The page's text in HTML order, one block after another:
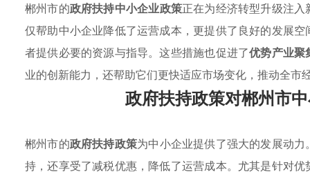
郴州市的政府扶持中小企业政策正在为经济转型升级注
仅帮助中小企业降低了运营成本，更提供了良好的发展
者提供必要的资源与指导。这些措施也促进了优势产业聚
业的创新能力，还帮助它们更快适应市场变化，推动全市
政府扶持政策对郴州市
郴州市的政府扶持政策为中小企业提供了强大的发展动
持，还享受了减税优惠，降低了运营成本。尤其是针对